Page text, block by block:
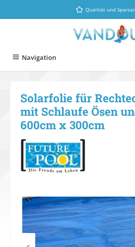
Zum Hauptinhalt springenQualität und
Navigation
Solarfolie für
mit Schlaufe Ösen
600cm x 300cm
Bildergalerie überspringen